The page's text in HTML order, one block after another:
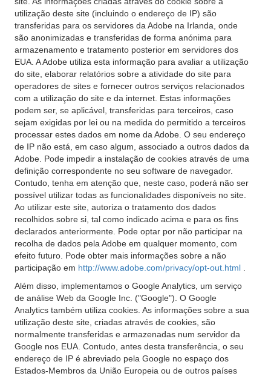
utilização deste site (incluindo o endereço de IP) são
transferidas para os servidores da Adobe na Irlanda, onde
são anonimizadas e transferidas de forma anónima para
armazenamento e tratamento posterior em servidores dos
EUA. A Adobe utiliza esta informação para avaliar a utilização
do site, elaborar relatórios sobre a atividade do site para
operadores de sites e fornecer outros serviços relacionados
com a utilização do site e da internet. Estas informações
podem ser, se aplicável, transferidas para terceiros, caso
sejam exigidas por lei ou na medida do permitido a terceiros
processar estes dados em nome da Adobe. O seu endereço
de IP não está, em caso algum, associado a outros dados da
Adobe. Pode impedir a instalação de cookies através de uma
definição correspondente no seu software de navegador.
Contudo, tenha em atenção que, neste caso, poderá não ser
possível utilizar todas as funcionalidades disponíveis no site.
Ao utilizar este site, autoriza o tratamento dos dados
recolhidos sobre si, tal como indicado acima e para os fins
declarados anteriormente. Pode optar por não participar na
recolha de dados pela Adobe em qualquer momento, com
efeito futuro. Pode obter mais informações sobre a não
participação em http://www.adobe.com/privacy/opt-out.html
Além disso, implementamos o Google Analytics, um serviço
de análise Web da Google Inc. ("Google"). O Google
Analytics também utiliza cookies. As informações sobre a sua
utilização deste site, criadas através de cookies, são
normalmente transferidas e armazenadas num servidor da
Google nos EUA. Contudo, antes desta transferência, o seu
endereço de IP é abreviado pela Google no espaço dos
Estados-Membros da União Europeia ou de outros países